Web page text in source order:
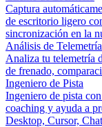
Captura
de escritorio ligero
sincronización en la
Análisis de Telemetría
Analiza tu telemetría
de frenado,
Ingeniero de Pista
Ingeniero de pista
coaching y ayuda a
Desktop, Cursor,